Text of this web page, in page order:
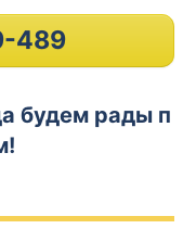
489
будем рады п